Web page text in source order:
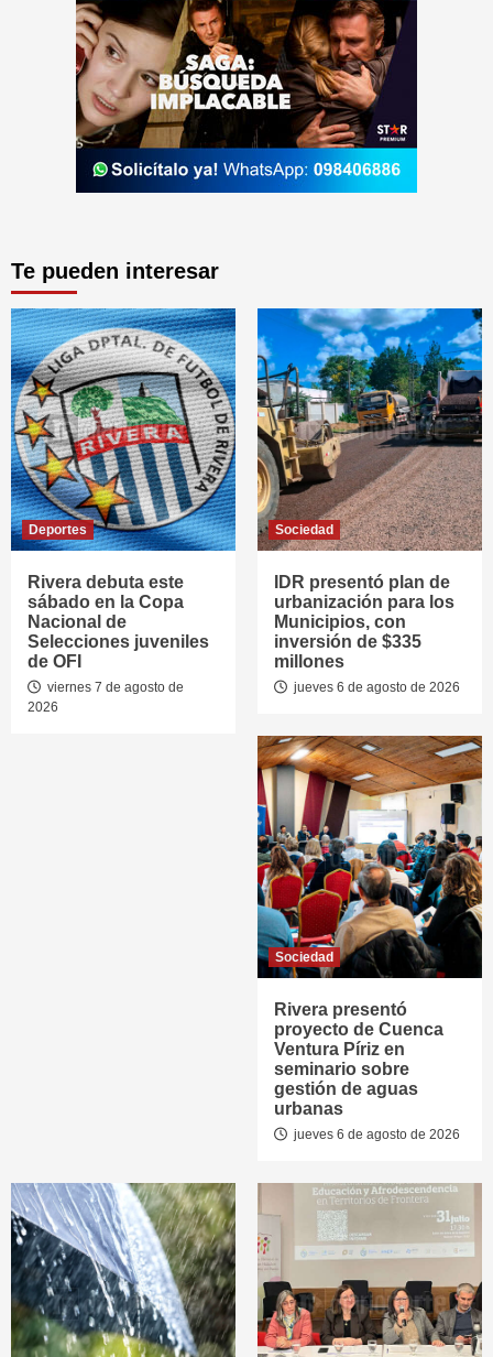
Te pueden interesar
Deportes
Rivera debuta este
sábado en la Copa
Nacional de
Selecciones juveniles
de OFI
viernes 7 de agosto de
2026
Sociedad
IDR presentó plan de
urbanización para los
Municipios, con
inversión de $335
millones
jueves 6 de agosto de 2026
Sociedad
Rivera presentó
proyecto de Cuenca
Ventura Píriz en
seminario sobre
gestión de aguas
urbanas
jueves 6 de agosto de 2026